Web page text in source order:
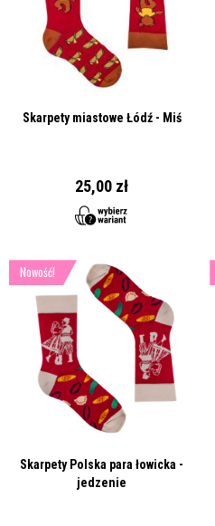
Skarpety miastowe Łódź - Miś
25,00 zł
Skarpety Polska para łowicka -
jedzenie
Nowość!